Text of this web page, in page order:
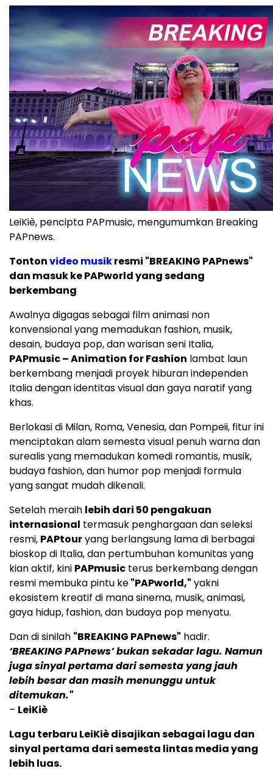
LeiKiè, pencipta PAPmusic, mengumumkan Breaking
PAPnews.
Tontonvideo musikresmi "BREAKING PAPnews"
dan masuk ke PAPworld yang sedang
berkembang
Awalnya digagas sebagai film animasi non
konvensional yang memadukan fashion, musik,
desain, budaya pop, dan warisan seni Italia,
PAPmusic – Animation for Fashion lambat laun
berkembang menjadi proyek hiburan independen
Italia dengan identitas visual dan gaya naratif yang
khas.
Berlokasi di Milan, Roma, Venesia, dan Pompeii, fitur ini
menciptakan alam semesta visual penuh warna dan
surealis yang memadukan komedi romantis, musik,
budaya fashion, dan humor pop menjadi formula
yang sangat mudah dikenali.
Setelah meraih lebih dari 50 pengakuan
internasional termasuk penghargaan dan seleksi
resmi, PAPtouryang berlangsung lama di berbagai
bioskop di Italia, dan pertumbuhan komunitas yang
kian aktif, kini PAPmusic terus berkembang dengan
resmi membuka pintu ke"PAPworld," yakni
ekosistem kreatif di mana sinema, musik, animasi,
gaya hidup, fashion, dan budaya pop menyatu.
Dan di sinilah "BREAKING PAPnews" hadir.
‘BREAKING PAPnews’ bukan sekadar lagu. Namun
juga sinyal pertama dari semesta yang jauh
lebih besar dan masih menunggu untuk
ditemukan."
– LeiKiè
Lagu terbaru LeiKiè disajikan sebagai lagu dan
sinyal pertama dari semesta lintas media yang
lebih luas.